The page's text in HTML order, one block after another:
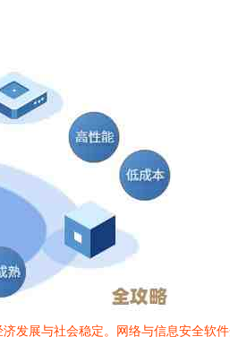
发展与社会稳定。网络与信息安全软